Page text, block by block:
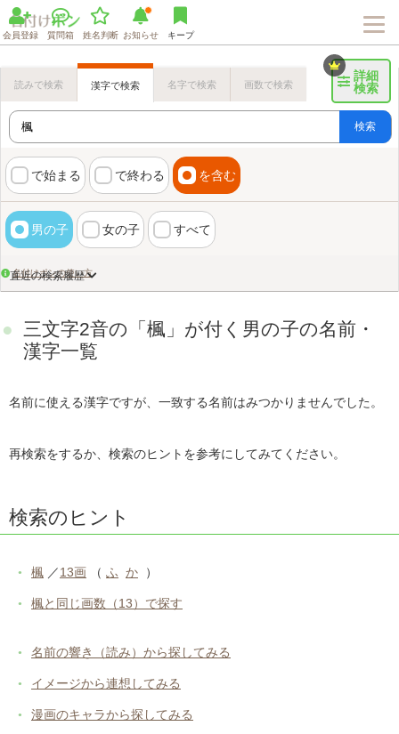
会員登録 質問箱 姓名判断 お知らせ キープ
詳細
検索
読みで検索 漢字で検索 名字で検索 画数で検索
検索
で始まる で終わる を含む
男の子 女の子 すべて
名付けポンの使い方
直近の検索履歴
三文字2音の「楓」が付く男の子の名前・
漢字一覧
名前に使える漢字ですが、一致する名前はみつかりませんでした。
再検索をするか、検索のヒントを参考にしてみてください。
検索のヒント
楓 ／13画 （ ふ か ）
楓と同じ画数（13）で探す
名前の響き（読み）から探してみる
イメージから連想してみる
漫画のキャラから探してみる